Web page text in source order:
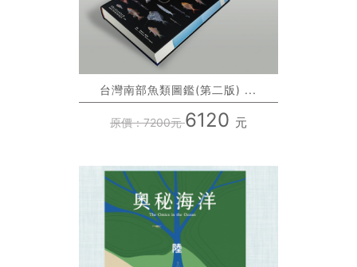
台灣南部魚類圖鑑(第二版) ...
原價：7200元6120 元